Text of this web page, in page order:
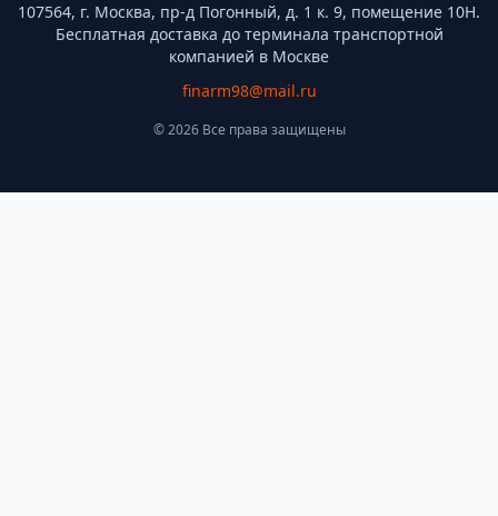
107564, г. Москва, пр-д Погонный, д. 1 к. 9, помещение 10Н.
Бесплатная доставка до терминала транспортной
компанией в Москве
finarm98@mail.ru
© 2026 Все права защищены